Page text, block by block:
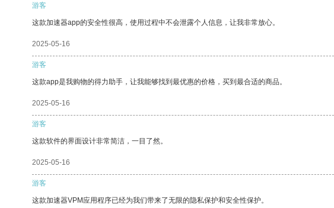
游客
这款加速器app的安全性很高，使用过程中不会泄露个人信息，让我非常放心。
2025-05-16
游客
这款app是我购物的得力助手，让我能够找到最优惠的价格，买到最合适的商品。
2025-05-16
游客
这款软件的界面设计非常简洁，一目了然。
2025-05-16
游客
这款加速器VPM应用程序已经为我们带来了无限的隐私保护和安全性保护。